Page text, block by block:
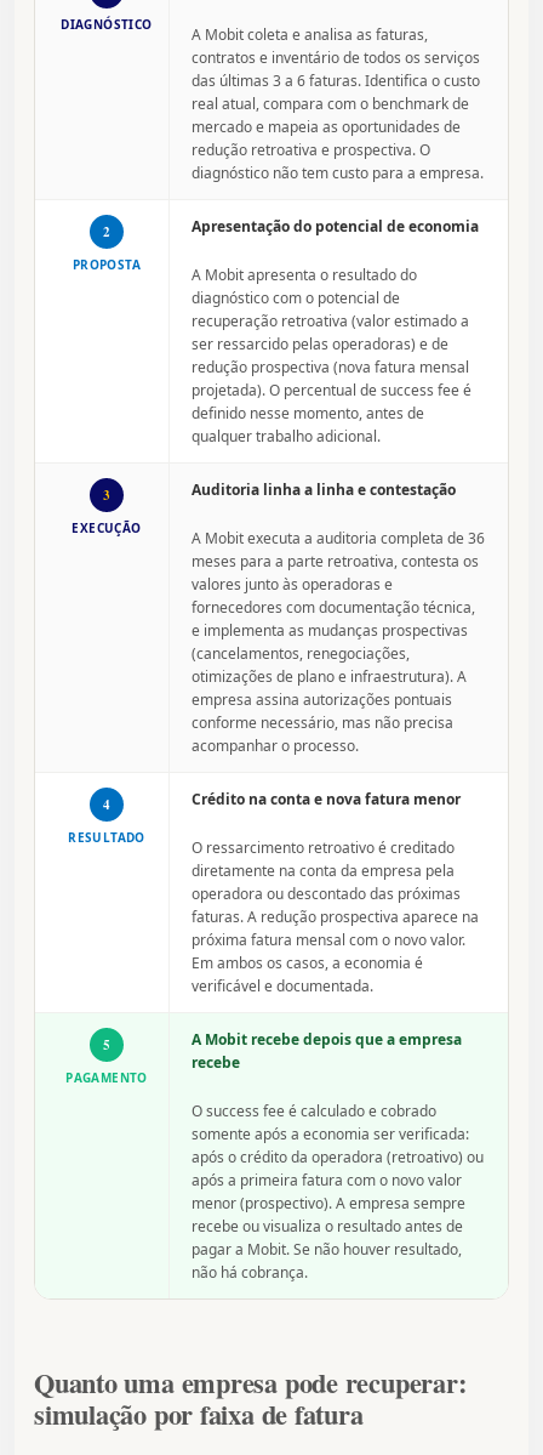
DIAGNÓSTICO
A Mobit coleta e analisa as faturas,
contratos e inventário de todos os serviços
das últimas 3 a 6 faturas. Identifica o custo
real atual, compara com o benchmark de
mercado e mapeia as oportunidades de
redução retroativa e prospectiva. O
diagnóstico não tem custo para a empresa.
2
PROPOSTA
Apresentação do potencial de economia
A Mobit apresenta o resultado do
diagnóstico com o potencial de
recuperação retroativa (valor estimado a
ser ressarcido pelas operadoras) e de
redução prospectiva (nova fatura mensal
projetada). O percentual de success fee é
definido nesse momento, antes de
qualquer trabalho adicional.
3
EXECUÇÃO
Auditoria linha a linha e contestação
A Mobit executa a auditoria completa de 36
meses para a parte retroativa, contesta os
valores junto às operadoras e
fornecedores com documentação técnica,
e implementa as mudanças prospectivas
(cancelamentos, renegociações,
otimizações de plano e infraestrutura). A
empresa assina autorizações pontuais
conforme necessário, mas não precisa
acompanhar o processo.
4
RESULTADO
Crédito na conta e nova fatura menor
O ressarcimento retroativo é creditado
diretamente na conta da empresa pela
operadora ou descontado das próximas
faturas. A redução prospectiva aparece na
próxima fatura mensal com o novo valor.
Em ambos os casos, a economia é
verificável e documentada.
5
PAGAMENTO
A Mobit recebe depois que a empresa
recebe
O success fee é calculado e cobrado
somente após a economia ser verificada:
após o crédito da operadora (retroativo) ou
após a primeira fatura com o novo valor
menor (prospectivo). A empresa sempre
recebe ou visualiza o resultado antes de
pagar a Mobit. Se não houver resultado,
não há cobrança.
Quanto uma empresa pode recuperar:
simulação por faixa de fatura